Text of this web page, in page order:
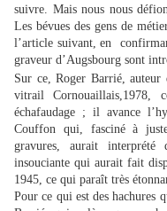
suivre. Mais nous nous
Les bévues des gens de
l’article suivant, en
graveur d’Augsbourg sont
Sur ce, Roger Barrié, auteur
vitrail Cornouaillais,1978,
échafaudage ; il avance
Couffon qui, fasciné à
gravures, aurait interprété
insouciante qui aurait fait
1945, ce qui paraît très
Pour ce qui est des hachures